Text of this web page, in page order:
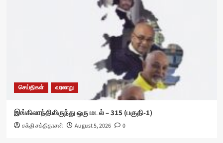
செய்திகள் வரலாறு
இங்கிலாந்திலிருந்து ஒரு மடல் – 315 (பகுதி-1)
சக்தி சக்திதாசன் August 5, 2026 0